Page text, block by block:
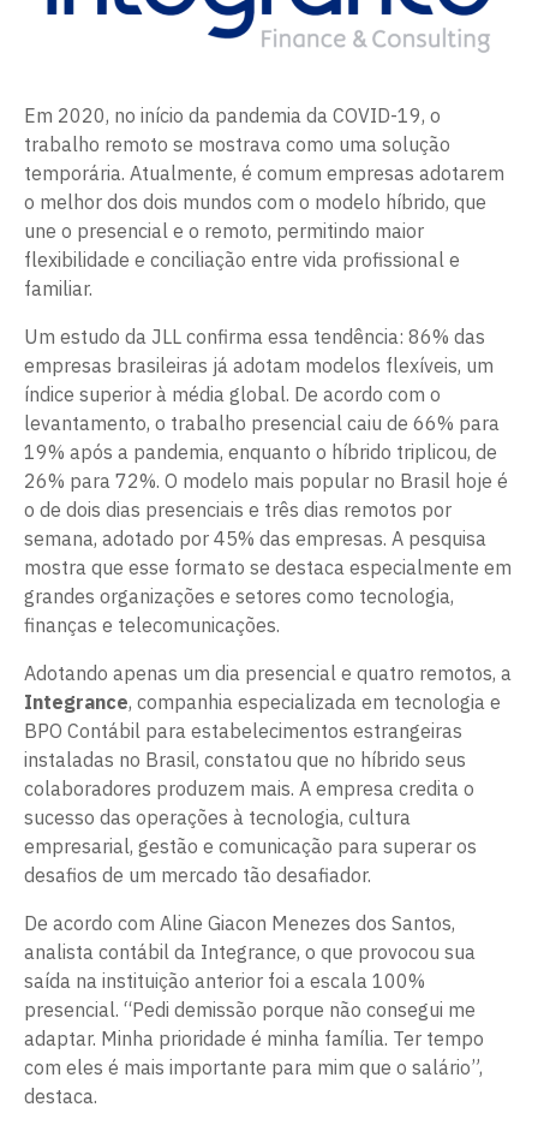
Em 2020, no início da pandemia da COVID-19, o
trabalho remoto se mostrava como uma solução
temporária. Atualmente, é comum empresas adotarem
o melhor dos dois mundos com o modelo híbrido, que
une o presencial e o remoto, permitindo maior
flexibilidade e conciliação entre vida profissional e
familiar.
Um estudo da JLL confirma essa tendência: 86% das
empresas brasileiras já adotam modelos flexíveis, um
índice superior à média global. De acordo com o
levantamento, o trabalho presencial caiu de 66% para
19% após a pandemia, enquanto o híbrido triplicou, de
26% para 72%. O modelo mais popular no Brasil hoje é
o de dois dias presenciais e três dias remotos por
semana, adotado por 45% das empresas. A pesquisa
mostra que esse formato se destaca especialmente em
grandes organizações e setores como tecnologia,
finanças e telecomunicações.
Adotando apenas um dia presencial e quatro remotos, a
Integrance, companhia especializada em tecnologia e
BPO Contábil para estabelecimentos estrangeiras
instaladas no Brasil, constatou que no híbrido seus
colaboradores produzem mais. A empresa credita o
sucesso das operações à tecnologia, cultura
empresarial, gestão e comunicação para superar os
desafios de um mercado tão desafiador.
De acordo com Aline Giacon Menezes dos Santos,
analista contábil da Integrance, o que provocou sua
saída na instituição anterior foi a escala 100%
presencial. “Pedi demissão porque não consegui me
adaptar. Minha prioridade é minha família. Ter tempo
com eles é mais importante para mim que o salário”,
destaca.